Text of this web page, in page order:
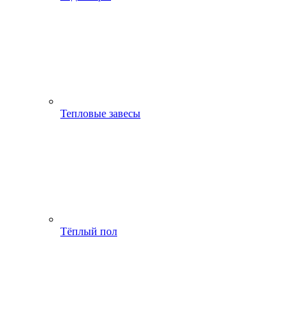
Тепловые завесы
Тёплый пол